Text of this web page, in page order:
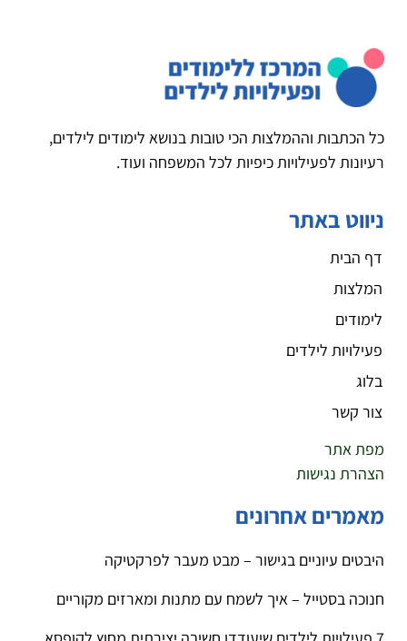
כל הכתבות וההמלצות הכי טובות בנושא לימודים לילדים,
רעיונות לפעילויות כיפיות לכל המשפחה ועוד.
ניווט באתר
דף הבית
המלצות
לימודים
פעילויות לילדים
בלוג
צור קשר
מפת אתר
הצהרת נגישות
מאמרים אחרונים
היבטים עיוניים בגישור – מבט מעבר לפרקטיקה
חנוכה בסטייל – איך לשמח עם מתנות ומארזים מקוריים